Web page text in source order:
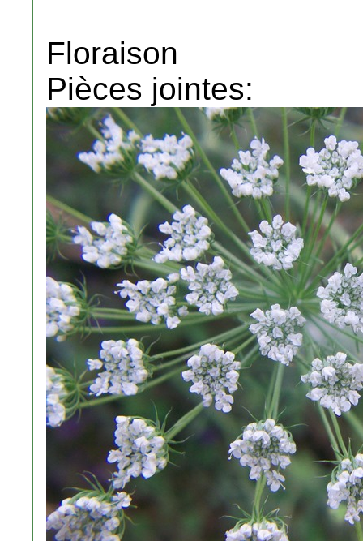
Floraison
Pièces jointes: